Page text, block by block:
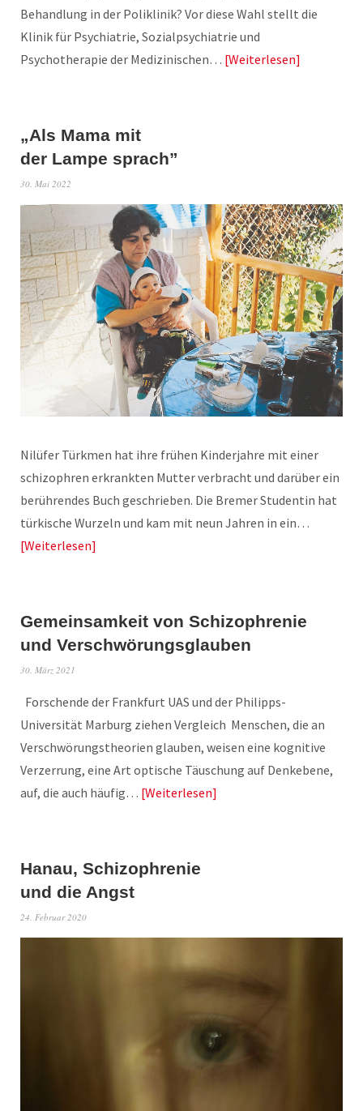
Behandlung in der Poliklinik? Vor diese Wahl stellt die
Klinik für Psychiatrie, Sozialpsychiatrie und
Psychotherapie der Medizinischen… Weiterlesen
„Als Mama mit
der Lampe sprach”
30. Mai 2022
Nilüfer Türkmen hat ihre frühen Kinderjahre mit einer
schizophren erkrankten Mutter verbracht und darüber ein
berührendes Buch geschrieben. Die Bremer Studentin hat
türkische Wurzeln und kam mit neun Jahren in ein…
Weiterlesen
Gemeinsamkeit von Schizophrenie
und Verschwörungsglauben
30. März 2021
Forschende der Frankfurt UAS und der Philipps-
Universität Marburg ziehen Vergleich Menschen, die an
Verschwörungstheorien glauben, weisen eine kognitive
Verzerrung, eine Art optische Täuschung auf Denkebene,
auf, die auch häufig… Weiterlesen
Hanau, Schizophrenie
und die Angst
24. Februar 2020